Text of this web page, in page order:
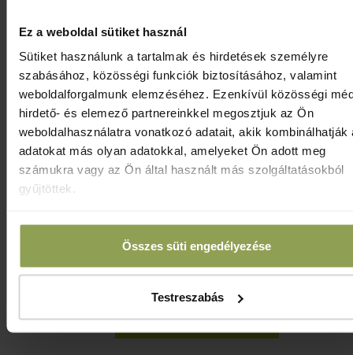
Ez a weboldal sütiket használ
Sütiket használunk a tartalmak és hirdetések személyre
szabásához, közösségi funkciók biztosításához, valamint
weboldalforgalmunk elemzéséhez. Ezenkívül közösségi
hirdető- és elemező partnereinkkel megosztjuk az Ön
weboldalhasználatra vonatkozó adatait, akik kombinálhatják
adatokat más olyan adatokkal, amelyeket Ön adott meg
számukra vagy az Ön által használt más szolgáltatásokból
gyűjtöttek.
Összes süti engedélyezése
Testreszabás
Jelentkezem
Részletes információk
Az árak tájékoztató jellegűek, a változtatás jogát
Jelentkezem